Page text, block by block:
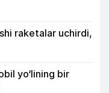
raketalar uchirdi,
yo‘lining bir